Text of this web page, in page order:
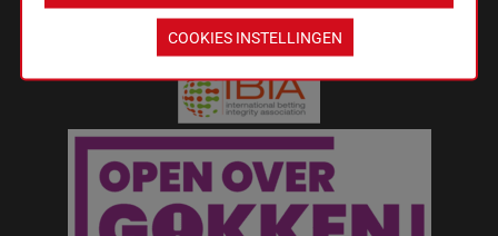
VEILIGHEID EN BETROUWBAARHEID
Wat kost gokken jou? Stop op tijd.
COOKIES INSTELLINGEN